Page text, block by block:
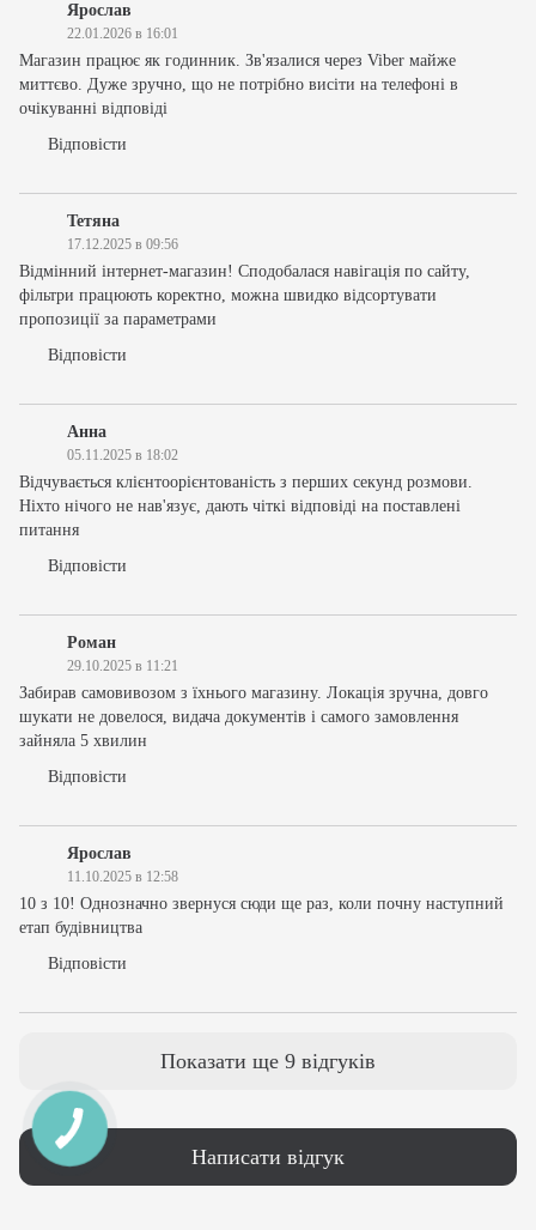
Ярослав
22.01.2026 в 16:01
Магазин працює як годинник. Зв'язалися через Viber майже
миттєво. Дуже зручно, що не потрібно висіти на телефоні в
очікуванні відповіді
Відповісти
Тетяна
17.12.2025 в 09:56
Відмінний інтернет-магазин! Сподобалася навігація по сайту,
фільтри працюють коректно, можна швидко відсортувати
пропозиції за параметрами
Відповісти
Анна
05.11.2025 в 18:02
Відчувається клієнтоорієнтованість з перших секунд розмови.
Ніхто нічого не нав'язує, дають чіткі відповіді на поставлені
питання
Відповісти
Роман
29.10.2025 в 11:21
Забирав самовивозом з їхнього магазину. Локація зручна, довго
шукати не довелося, видача документів і самого замовлення
зайняла 5 хвилин
Відповісти
Ярослав
11.10.2025 в 12:58
10 з 10! Однозначно звернуся сюди ще раз, коли почну наступний
етап будівництва
Відповісти
Показати ще 9 відгуків
Написати відгук